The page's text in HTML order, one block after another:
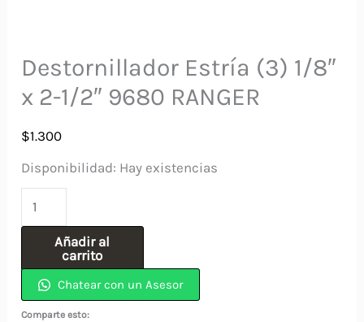
Destornillador Estría (3) 1/8″
x 2-1/2″ 9680 RANGER
$1.300
Disponibilidad: Hay existencias
Destornillador
Estría
1/8"
x
Añadir al
carrito
Chatear con un Asesor
Comparte esto: